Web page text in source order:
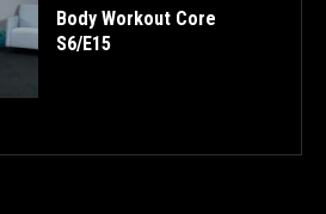
Body Workout Core
S6/E15